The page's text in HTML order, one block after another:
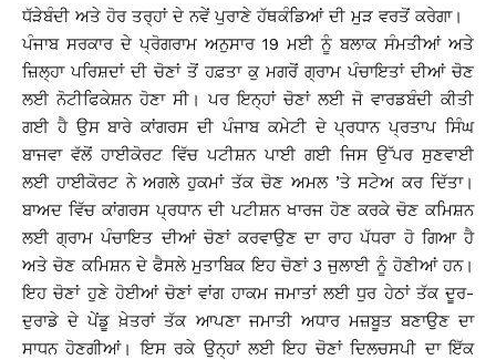
ਧੱੜੇਬੰਦੀ ਅਤੇ ਹੋਰ ਤਰ੍ਹਾਂ ਦੇ ਨਵੇਂ ਪੁਰਾਣੇ ਹੱਥਕੰਡਿਆਂ ਦੀ ਮੁੜ ਵਰਤੋਂ ਕਰੇਗਾ।
ਪੰਜਾਬ ਸਰਕਾਰ ਦੇ ਪ੍ਰੋਗਰਾਮ ਅਨੁਸਾਰ 19 ਮਈ ਨੂੰ ਬਲਾਕ ਸੰਮਤੀਆਂ ਅਤੇ
ਜ਼ਿਲ੍ਹਾ ਪਰਿਸ਼ਦਾਂ ਦੀ ਚੋਣਾਂ ਤੋਂ ਹਫ਼ਤਾ ਕੁ ਮਗਰੋਂ ਗ੍ਰਾਮ ਪੰਚਾਇਤਾਂ ਦੀਆਂ ਚੋਣ
ਲਈ ਨੋਟੀਫਿਕੇਸ਼ਨ ਹੋਣਾ ਸੀ। ਪਰ ਇਨ੍ਹਾਂ ਚੋਣਾਂ ਲਈ ਜੋ ਵਾਰਡਬੰਦੀ ਕੀਤੀ
ਗਈ ਹੈ ਉਸ ਬਾਰੇ ਕਾਂਗਰਸ ਦੀ ਪੰਜਾਬ ਕਮੇਟੀ ਦੇ ਪ੍ਰਧਾਨ ਪ੍ਰਤਾਪ ਸਿੰਘ
ਬਾਜਵਾ ਵੱਲੋਂ ਹਾਈਕੋਰਟ ਵਿੱਚ ਪਟੀਸ਼ਨ ਪਾਈ ਗਈ ਜਿਸ ਉੱਪਰ ਸੁਣਵਾਈ
ਲਈ ਹਾਈਕੋਰਟ ਨੇ ਅਗਲੇ ਹੁਕਮਾਂ ਤੱਕ ਚੋਣ ਅਮਲ ’ਤੇ ਸਟੇਅ ਕਰ ਦਿੱਤਾ।
ਬਾਅਦ ਵਿੱਚ ਕਾਂਗਰਸ ਪ੍ਰਧਾਨ ਦੀ ਪਟੀਸ਼ਨ ਖਾਰਜ ਹੋਣ ਕਰਕੇ ਚੋਣ ਕਮਿਸ਼ਨ
ਲਈ ਗ੍ਰਾਮ ਪੰਚਾਇਤ ਦੀਆਂ ਚੋਣਾਂ ਕਰਵਾਉਣ ਦਾ ਰਾਹ ਪੱਧਰਾ ਹੋ ਗਿਆ ਹੈ
ਅਤੇ ਚੋਣ ਕਮਿਸ਼ਨ ਦੇ ਫੈਸਲੇ ਮੁਤਾਬਿਕ ਇਹ ਚੋਣਾਂ 3 ਜੁਲਾਈ ਨੂੰ ਹੋਣੀਆਂ ਹਨ।
ਇਹ ਚੋਣਾਂ ਹੁਣੇ ਹੋਈਆਂ ਚੋਣਾਂ ਵਾਂਗ ਹਾਕਮ ਜਮਾਤਾਂ ਲਈ ਧੁਰ ਹੇਠਾਂ ਤੱਕ ਦੂਰ-
ਦੁਰਾਡੇ ਦੇ ਪੇਂਡੂ ਖ਼ੇਤਰਾਂ ਤੱਕ ਆਪਣਾ ਜਮਾਤੀ ਅਧਾਰ ਮਜ਼ਬੂਤ ਬਣਾਉਣ ਦਾ
ਸਾਧਨ ਹੋਣਗੀਆਂ। ਇਸ ਰਕੇ ਉਨ੍ਹਾਂ ਲਈ ਇਹ ਚੋਣਾਂ ਦਿਲਚਸਪੀ ਦਾ ਇੱਕ